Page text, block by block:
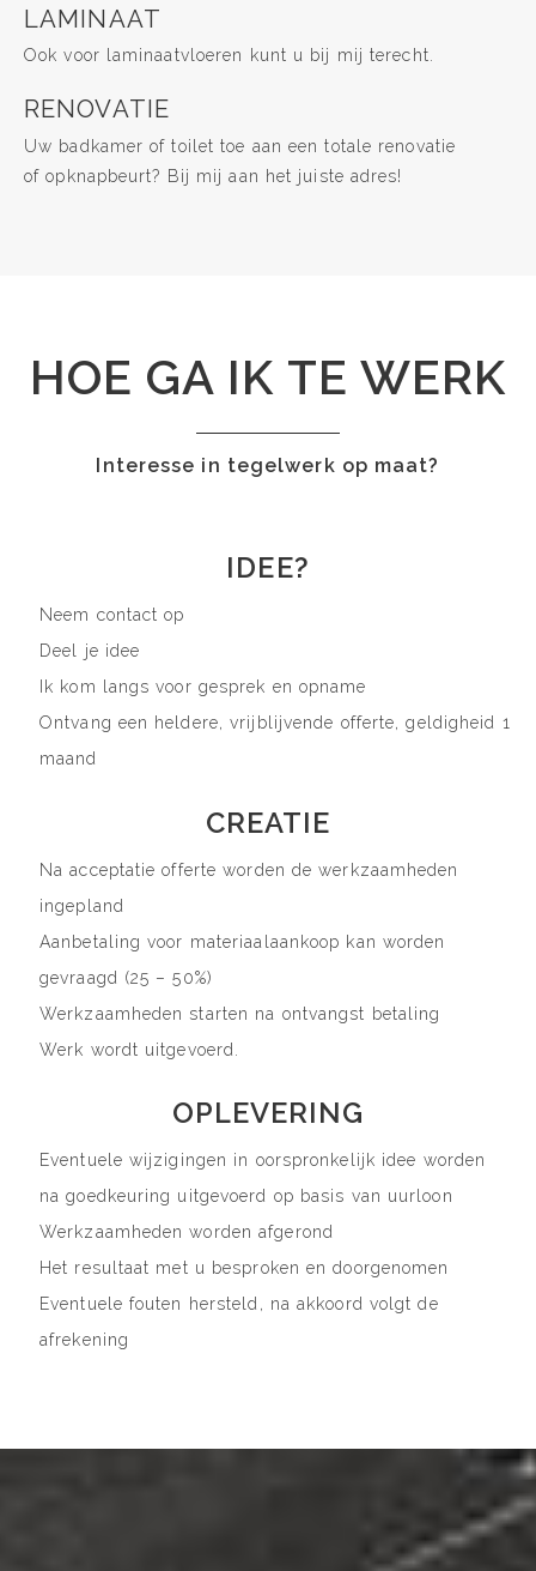
LAMINAAT
Ook voor laminaatvloeren kunt u bij mij terecht.
RENOVATIE
Uw badkamer of toilet toe aan een totale renovatie
of opknapbeurt? Bij mij aan het juiste adres!
HOE GA IK TE WERK
Interesse in tegelwerk op maat?
IDEE?
Neem contact op
Deel je idee
Ik kom langs voor gesprek en opname
Ontvang een heldere, vrijblijvende offerte, geldigheid 1
maand
CREATIE
Na acceptatie offerte worden de werkzaamheden
ingepland
Aanbetaling voor materiaalaankoop kan worden
gevraagd (25 – 50%)
Werkzaamheden starten na ontvangst betaling
Werk wordt uitgevoerd.
OPLEVERING
Eventuele wijzigingen in oorspronkelijk idee worden
na goedkeuring uitgevoerd op basis van uurloon
Werkzaamheden worden afgerond
Het resultaat met u besproken en doorgenomen
Eventuele fouten hersteld, na akkoord volgt de
afrekening